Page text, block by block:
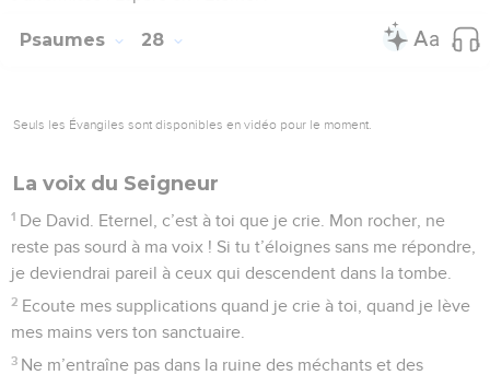
Psaumes 28
Seuls les Évangiles sont disponibles en vidéo pour le moment.
La voix du Seigneur
1 De David. Eternel, c’est à toi que je crie. Mon rocher, ne
reste pas sourd à ma voix ! Si tu t’éloignes sans me répondre,
je deviendrai pareil à ceux qui descendent dans la tombe.
2 Ecoute mes supplications quand je crie à toi, quand je lève
mes mains vers ton sanctuaire.
3 Ne m’entraîne pas dans la ruine des méchants et des